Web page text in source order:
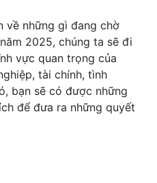
về những gì đang chờ
2025, chúng ta sẽ đi
vực quan trọng của
tài chính, tình
bạn sẽ có được những
để đưa ra những quyết